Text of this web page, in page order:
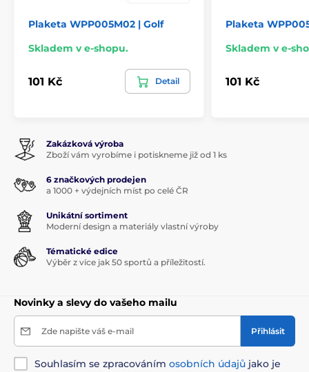
Plaketa WPP005M02 | Golf
Skladem v e-shopu.
101 Kč Detail
Plaketa
Skladem v e-
101 Kč
Zakázková výroba
Zboží vám vyrobíme i potiskneme již od 1 ks
6 značkových prodejen
a 1000 + výdejních míst po celé ČR
Unikátní sortiment
Moderní design a materiály vlastní výroby
Tématické edice
Výběr z více jak 50 sportů a příležitostí.
Novinky a slevy do vašeho mailu
Zde napište váš e-mail Přihlásit
Souhlasím se zpracováním osobních údajů jako je